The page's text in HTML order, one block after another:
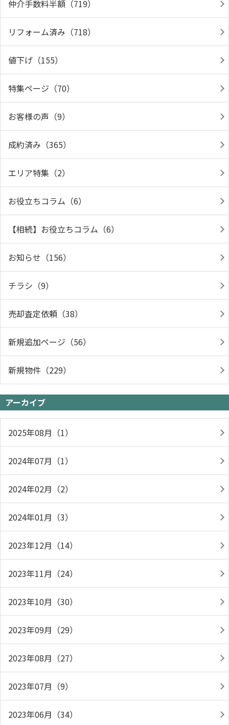
仲介手数料半額（719）
リフォーム済み（718）
値下げ（155）
特集ページ（70）
お客様の声（9）
成約済み（365）
エリア特集（2）
お役立ちコラム（6）
【相続】お役立ちコラム（6）
お知らせ（156）
チラシ（9）
売却査定依頼（38）
新規追加ページ（56）
新規物件（229）
アーカイブ
2025年08月（1）
2024年07月（1）
2024年02月（2）
2024年01月（3）
2023年12月（14）
2023年11月（24）
2023年10月（30）
2023年09月（29）
2023年08月（27）
2023年07月（9）
2023年06月（34）